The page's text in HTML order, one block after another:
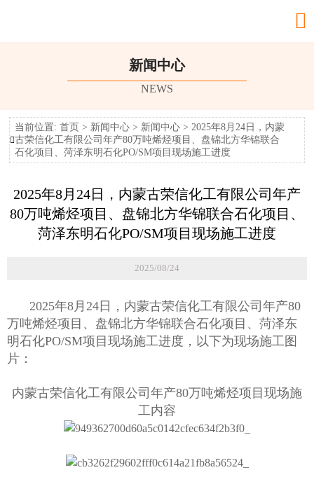

新闻中心
NEWS

当前位置:首页 > 新闻中心 > 新闻中心 > 2025年8月24日，内蒙
古荣信化工有限公司年产80万吨烯烃项目、盘锦北方华锦联合
石化项目、菏泽东明石化PO/SM项目现场施工进度
2025年8月24日，内蒙古荣信化工有限公司年产
80万吨烯烃项目、盘锦北方华锦联合石化项目、
菏泽东明石化PO/SM项目现场施工进度
2025/08/24
2025年8月24日，内蒙古荣信化工有限公司年产80
万吨烯烃项目、盘锦北方华锦联合石化项目、菏泽东
明石化PO/SM项目现场施工进度，以下为现场施工图
片：
内蒙古荣信化工有限公司年产80万吨烯烃项目现场施
工内容